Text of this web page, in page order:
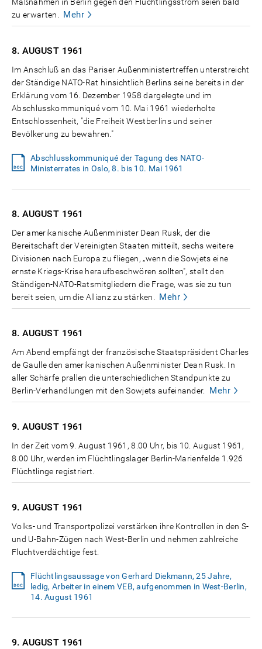
zu erwarten.
Mehr
8. AUGUST 1961
Im Anschluß an das Pariser Außenministertreffen unterstreicht
der Ständige NATO-Rat hinsichtlich Berlins seine bereits in der
Erklärung vom 16. Dezember 1958 dargelegte und im
Abschlusskommuniqué vom 10. Mai 1961 wiederholte
Entschlossenheit, "die Freiheit Westberlins und seiner
Bevölkerung zu bewahren."
Abschlusskommuniqué der Tagung des NATO-
Ministerrates in Oslo, 8. bis 10. Mai 1961
8. AUGUST 1961
Der amerikanische Außenminister Dean Rusk, der die
Bereitschaft der Vereinigten Staaten mitteilt, sechs weitere
Divisionen nach Europa zu fliegen, „wenn die Sowjets eine
ernste Kriegs-Krise heraufbeschwören sollten", stellt den
Ständigen-NATO-Ratsmitgliedern die Frage, was sie zu tun
bereit seien, um die Allianz zu stärken.
Mehr
8. AUGUST 1961
Am Abend empfängt der französische Staatspräsident Charles
de Gaulle den amerikanischen Außenminister Dean Rusk. In
aller Schärfe prallen die unterschiedlichen Standpunkte zu
Berlin-Verhandlungen mit den Sowjets aufeinander.
Mehr
9. AUGUST 1961
In der Zeit vom 9. August 1961, 8.00 Uhr, bis 10. August 1961,
8.00 Uhr, werden im Flüchtlingslager Berlin-Marienfelde 1.926
Flüchtlinge registriert.
9. AUGUST 1961
Volks- und Transportpolizei verstärken ihre Kontrollen in den S-
und U-Bahn-Zügen nach West-Berlin und nehmen zahlreiche
Fluchtverdächtige fest.
Flüchtlingsaussage von Gerhard Diekmann, 25 Jahre,
ledig, Arbeiter in einem VEB, aufgenommen in West-Berlin,
14. August 1961
9. AUGUST 1961